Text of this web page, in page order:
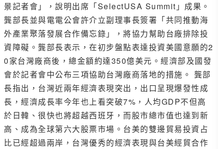
景記者會」，說明出席「SelectUSA Summit」成果。
龔部長並與電電公會許介立副理事長簽署「共同推動海
外產業聚落發展合作備忘錄」，將協力幫助台廠排除投
資障礙。龔部長表示，在初步盤點表達投資美國意願的2
0家台灣廠商後，總金額約達350億美元。經濟部及國發
會於記者會中公布三項協助台灣廠商落地的措施。 龔部
長指出，台灣近兩年經濟表現突出，出口呈現爆發性成
長，經濟成長率今年也上看突破7%，人均GDP不但高
於日韓、很快也將超越西班牙，而股市總市值也達到新
高、成為全球第六大股票市場。台美的雙邊貿易投資占
比已經超過兩岸，台灣優秀的經濟表現與台美經貿合作